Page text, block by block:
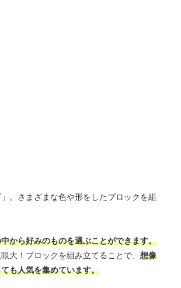
。さまざまな色や形をしたブロックを組
から好みのものを選ぶことができます。
大！ブロックを組み立てることで、 想像
も人気を集めています。